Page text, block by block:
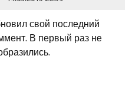
свой последний
В первый раз не